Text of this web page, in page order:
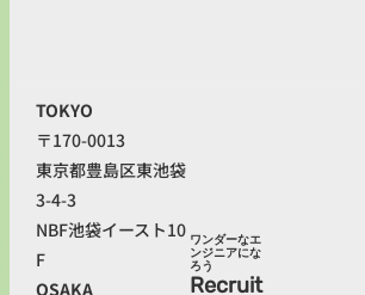
TOKYO
〒170-0013
東京都豊島区東池袋
3-4-3
NBF池袋イースト10
F
OSAKA
ワンダーなエ
ンジニアにな
ろう
Recruit